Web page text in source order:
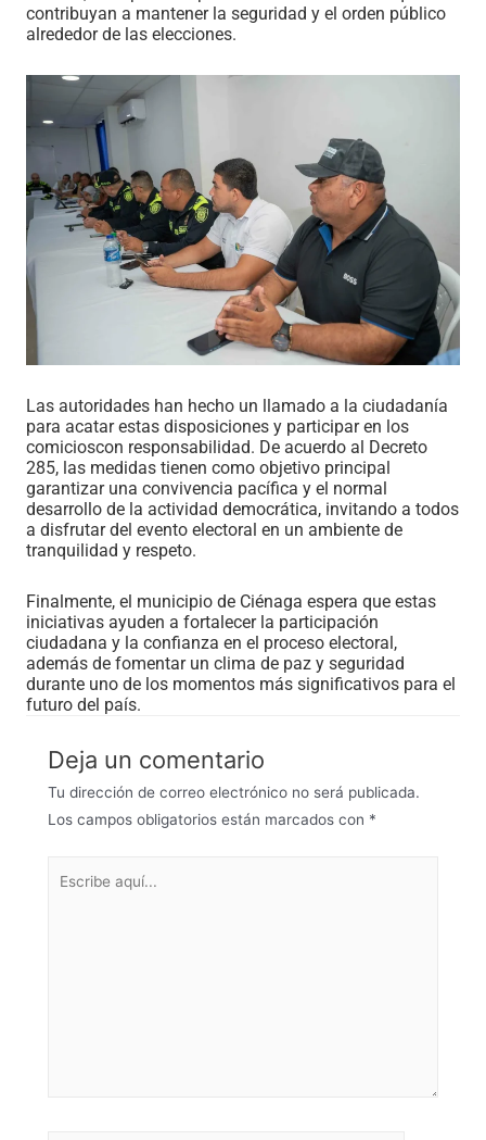
contribuyan a mantener la seguridad y el orden público
alrededor de las elecciones.
Las autoridades han hecho un llamado a la ciudadanía
para acatar estas disposiciones y participar en los
comicioscon responsabilidad. De acuerdo al Decreto
285, las medidas tienen como objetivo principal
garantizar una convivencia pacífica y el normal
desarrollo de la actividad democrática, invitando a todos
a disfrutar del evento electoral en un ambiente de
tranquilidad y respeto.
Finalmente, el municipio de Ciénaga espera que estas
iniciativas ayuden a fortalecer la participación
ciudadana y la confianza en el proceso electoral,
además de fomentar un clima de paz y seguridad
durante uno de los momentos más significativos para el
futuro del país.
Deja un comentario
Tu dirección de correo electrónico no será publicada.
Los campos obligatorios están marcados con *